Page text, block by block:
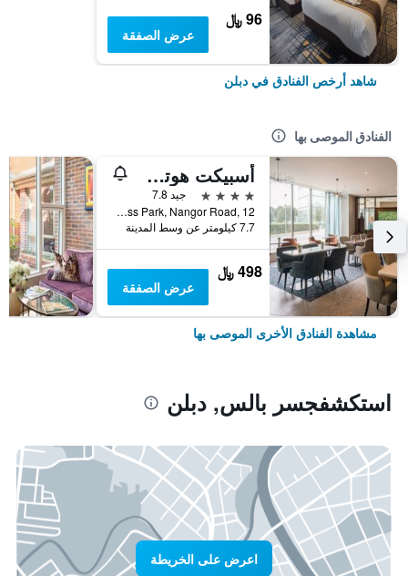
96 ﷼
عرض الصفقة
شاهد أرخص الفنادق في دبلن
الفنادق الموصى بها
أسبيكت هوتل دوبلن بارك ويست
4 نجوم
جيد 7.8
Park West Business Park, Nangor Road, 12, دبلن, أيرلندا
7.7 كيلومتر عن وسط المدينة
498 ﷼
عرض الصفقة
مشاهدة الفنادق الأخرى الموصى بها
استكشفجسر بالس, دبلن
اعرض على الخريطة